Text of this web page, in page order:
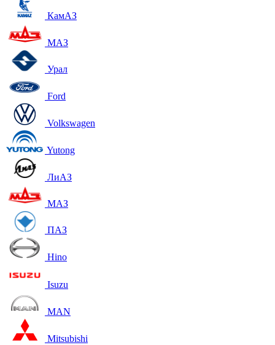
КамАЗ
МАЗ
Урал
Ford
Volkswagen
Yutong
ЛиАЗ
МАЗ
ПАЗ
Hino
Isuzu
MAN
Mitsubishi